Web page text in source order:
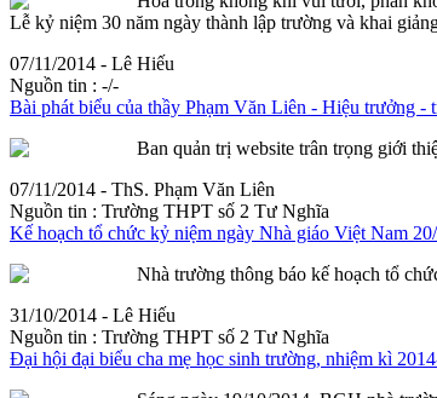
Lễ kỷ niệm 30 năm ngày thành lập trường và khai
07/11/2014 - Lê Hiếu
Nguồn tin : -/-
Bài phát biểu của thầy Phạm Văn Liên - Hiệu trưởng
Ban quản trị website trân trọng giới
07/11/2014 - ThS. Phạm Văn Liên
Nguồn tin : Trường THPT số 2 Tư Nghĩa
Kế hoạch tổ chức kỷ niệm ngày Nhà giáo Việt Nam 20/
Nhà trường thông báo kế hoạch tổ
31/10/2014 - Lê Hiếu
Nguồn tin : Trường THPT số 2 Tư Nghĩa
Đại hội đại biểu cha mẹ học sinh trường, nhiệm kì